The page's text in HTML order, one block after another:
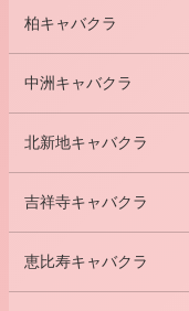
柏キャバクラ
中洲キャバクラ
北新地キャバクラ
吉祥寺キャバクラ
恵比寿キャバクラ